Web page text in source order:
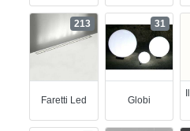
Faretti Led
213
Globi
31